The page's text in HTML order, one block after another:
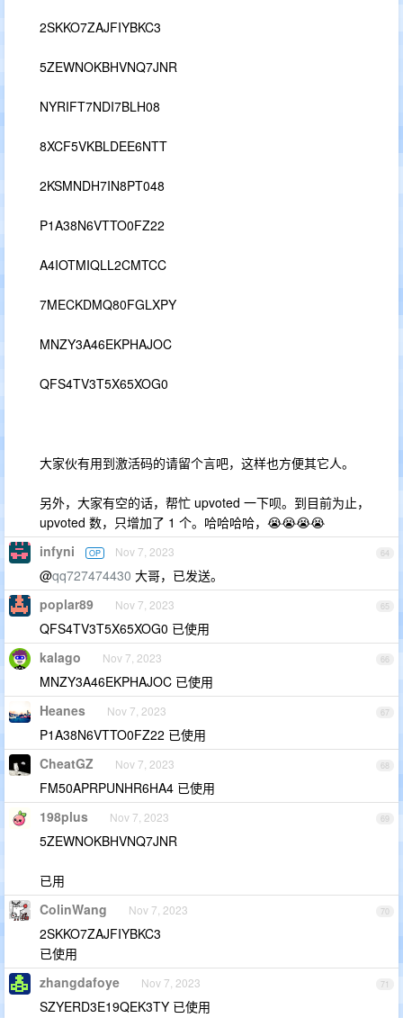
2SKKO7ZAJFIYBKC3
5ZEWNOKBHVNQ7JNR
NYRIFT7NDI7BLH08
8XCF5VKBLDEE6NTT
2KSMNDH7IN8PT048
P1A38N6VTTO0FZ22
A4IOTMIQLL2CMTCC
7MECKDMQ80FGLXPY
MNZY3A46EKPHAJOC
QFS4TV3T5X65XOG0
大家伙有用到激活码的请留个言吧，这样也方便其它人。
另外，大家有空的话，帮忙 upvoted 一下呗。到目前为止，
upvoted 数，只增加了 1 个。哈哈哈哈，😭😭😭😭
64
infyni OP Nov 7, 2023
@qq727474430 大哥，已发送。
65
poplar89 Nov 7, 2023
QFS4TV3T5X65XOG0 已使用
66
kalago Nov 7, 2023
MNZY3A46EKPHAJOC 已使用
67
Heanes Nov 7, 2023
P1A38N6VTTO0FZ22 已使用
68
CheatGZ Nov 7, 2023
FM50APRPUNHR6HA4 已使用
69
198plus Nov 7, 2023
5ZEWNOKBHVNQ7JNR
已用
70
ColinWang Nov 7, 2023
2SKKO7ZAJFIYBKC3
已使用
71
zhangdafoye Nov 7, 2023
SZYERD3E19QEK3TY 已使用